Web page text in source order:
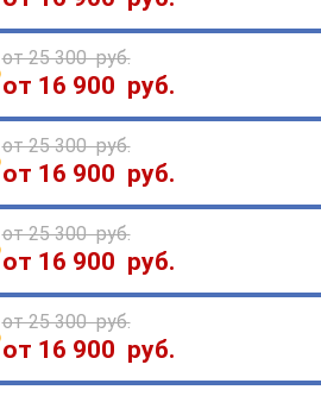
от 25 300 руб.
от 16 900 руб.
от 25 300 руб.
от 16 900 руб.
от 25 300 руб.
от 16 900 руб.
от 25 300 руб.
от 16 900 руб.